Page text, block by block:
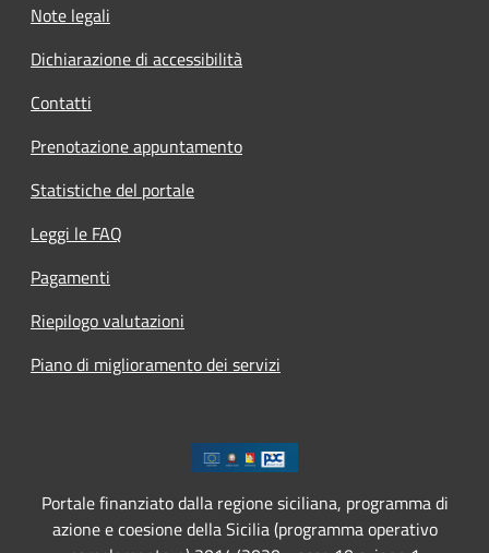
Note legali
Dichiarazione di accessibilità
Contatti
Prenotazione appuntamento
Statistiche del portale
Leggi le FAQ
Pagamenti
Riepilogo valutazioni
Piano di miglioramento dei servizi
Portale finanziato dalla regione siciliana, programma di
azione e coesione della Sicilia (programma operativo